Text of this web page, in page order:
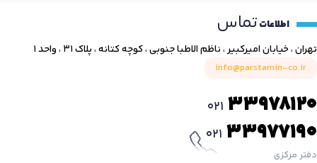
اطلاعاتتماس
تهران ، خیابان امیرکبیر ، ناظم الاطبا جنوبی ، کوچه کتانه ، پلاک ۳۱ ، واحد ۱
info@parstamin-co.ir
021 33978120
021 33977190
دفتر مرکزی